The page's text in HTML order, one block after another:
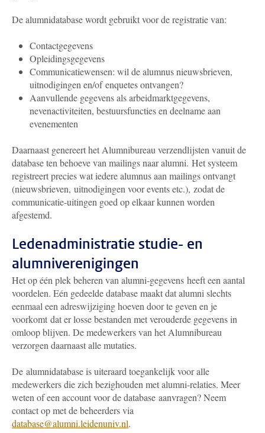
De alumnidatabase wordt gebruikt voor de registratie van:
Contactgegevens
Opleidingsgegevens
Communicatiewensen: wil de alumnus nieuwsbrieven,
uitnodigingen en/of enquetes ontvangen?
Aanvullende gegevens als arbeidmarktgegevens,
nevenactiviteiten, bestuursfuncties en deelname aan
evenementen
Daarnaast genereert het Alumnibureau verzendlijsten vanuit de
database ten behoeve van mailings naar alumni. Het systeem
registreert precies wat iedere alumnus aan mailings ontvangt
(nieuwsbrieven, uitnodigingen voor events etc.), zodat de
communicatie-uitingen goed op elkaar kunnen worden
afgestemd.
Ledenadministratie studie- en
alumniverenigingen
Het op één plek beheren van alumni-gegevens heeft een aantal
voordelen. Eén gedeelde database maakt dat alumni slechts
eenmaal een adreswijziging hoeven door te geven en je
voorkomt dat er losse bestanden met verouderde gegevens in
omloop blijven. De medewerkers van het Alumnibureau
verzorgen daarnaast alle mutaties.
De alumnidatabase is uiteraard toegankelijk voor alle
medewerkers die zich bezighouden met alumni-relaties. Meer
weten of een account voor de database aanvragen? Neem
contactop met de beheerders via
database@alumni.leidenuniv.nl.